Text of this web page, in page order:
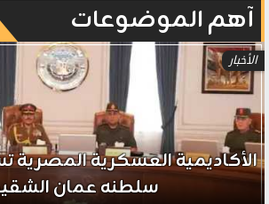
آهم الموضوعات
الأخبار
الأكاديمية العسكرية المصرية
سلطنه عمان